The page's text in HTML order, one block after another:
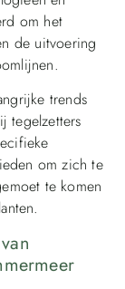
om het
de uitvoering
trends
tegelzetters
om zich te
te komen